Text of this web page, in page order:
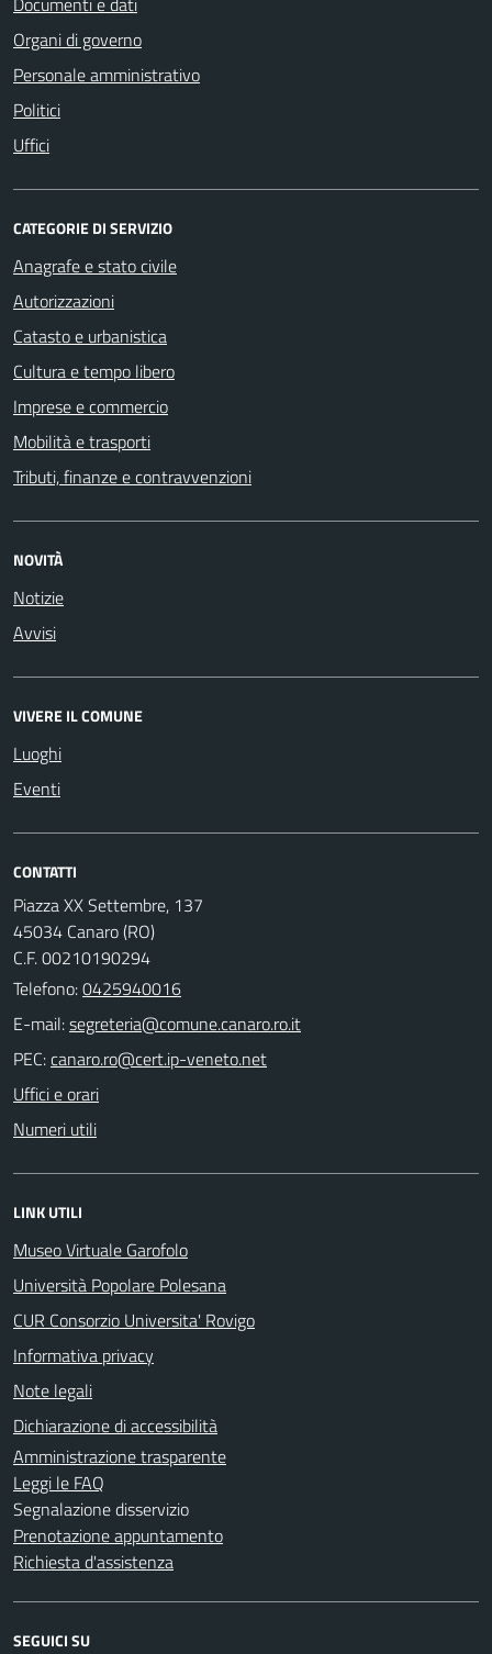
Organi di governo
Personale amministrativo
Politici
Uffici
CATEGORIE DI SERVIZIO
Anagrafe e stato civile
Autorizzazioni
Catasto e urbanistica
Cultura e tempo libero
Imprese e commercio
Mobilità e trasporti
Tributi, finanze e contravvenzioni
NOVITÀ
Notizie
Avvisi
VIVERE IL COMUNE
Luoghi
Eventi
CONTATTI
Piazza XX Settembre, 137
45034 Canaro (RO)
C.F. 00210190294
Telefono:0425940016
E-mail:
PEC:
Uffici e orari
Numeri utili
LINK UTILI
Museo Virtuale Garofolo
Università Popolare Polesana
CUR Consorzio Universita' Rovigo
Informativa privacy
Note legali
Dichiarazione di accessibilità
Amministrazione trasparente
Leggi le FAQ
Segnalazione disservizio
Prenotazione appuntamento
Richiesta d'assistenza
SEGUICI SU